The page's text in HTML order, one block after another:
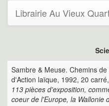
Librairie Au Vieux
Sambre & Meuse. Chemins
d'Action laïque, 1992, 20
113 pièces d'exposition,
coeur de l'Europe, la Wallonie